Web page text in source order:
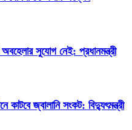
সুযোগ নেই: প্রধানমন্ত্রী
জ্বালানি সংকট: বিদ্যুৎমন্ত্রী